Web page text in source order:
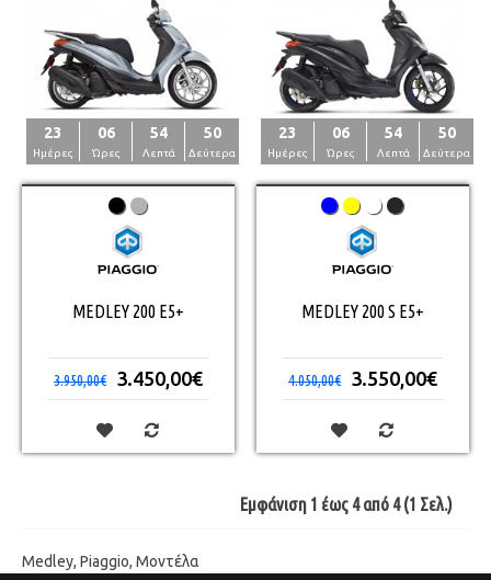
23
Ημέρες
06
Ώρες
54
Λεπτά
50
Δεύτερα
MEDLEY 200 E5+
3.950,00€ 3.450,00€
23
Ημέρες
06
Ώρες
54
Λεπτά
50
Δεύτερα
MEDLEY 200 S E5+
4.050,00€ 3.550,00€
Εμφάνιση 1 έως 4 από 4 (1 Σελ.)
Medley, Piaggio, Μοντέλα